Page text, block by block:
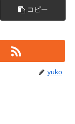
コピー
yuko